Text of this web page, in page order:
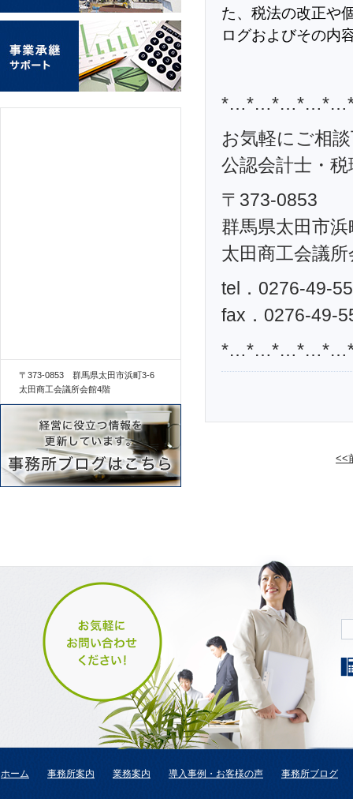
た、税法の改正や
ログおよびその内
お気軽にご相
公認会計士・
〒373-0853
群馬県太田市
太田商工会議
tel．0276-49-
fax．0276-49-
<<
〒373-0853 群馬県太田市浜町3-6
太田商工会議所会館4階
ホーム 事務所案内 業務案内 導入事例・お客様の声 事務所ブログ